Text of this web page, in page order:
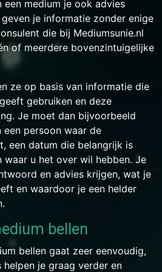
een medium je ook advies
je informatie zonder enige
die bij Mediumsunie.nl
of meerdere bovenzintuigelijke
ze op basis van informatie die
gebruiken en deze
Je moet dan bijvoorbeeld
een persoon waar de
een datum die belangrijk is
u het over wil hebben. Je
en advies krijgen, wat je
en waardoor je een helder
bellen
bellen gaat zeer eenvoudig,
je graag verder en